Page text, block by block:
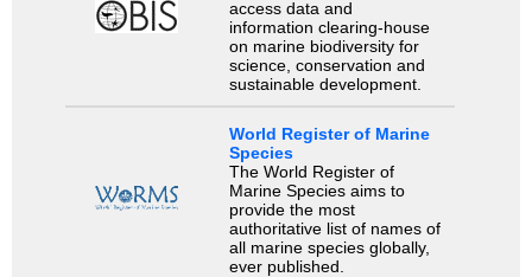
access data and
information clearing-house
on marine biodiversity for
science, conservation and
sustainable development.
World Register of Marine
Species
The World Register of
Marine Species aims to
provide the most
authoritative list of names of
all marine species globally,
ever published.